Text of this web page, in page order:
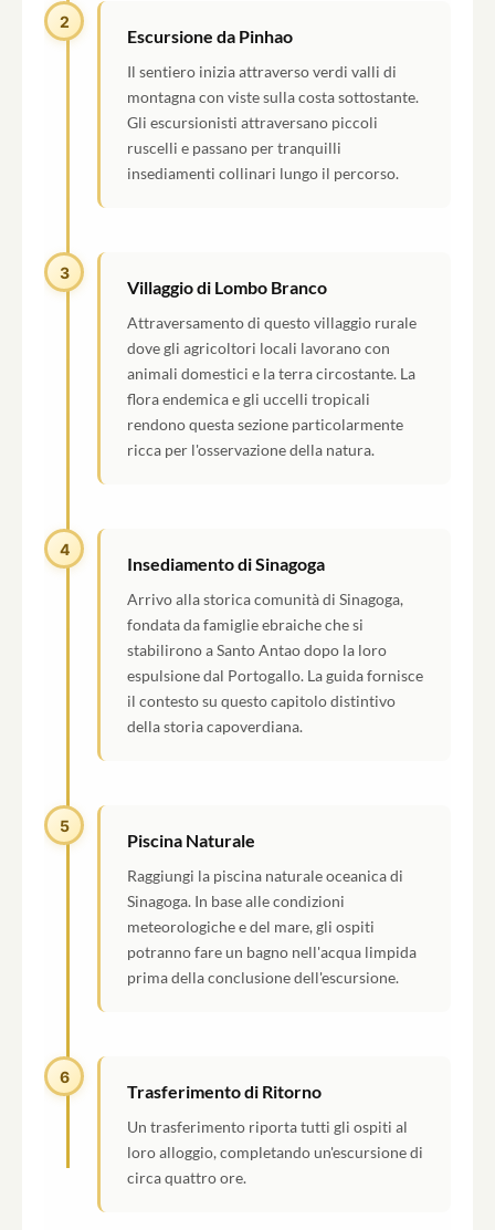
2
Escursione da Pinhao
Il sentiero inizia attraverso verdi valli di
montagna con viste sulla costa sottostante.
Gli escursionisti attraversano piccoli
ruscelli e passano per tranquilli
insediamenti collinari lungo il percorso.
3
Villaggio di Lombo Branco
Attraversamento di questo villaggio rurale
dove gli agricoltori locali lavorano con
animali domestici e la terra circostante. La
flora endemica e gli uccelli tropicali
rendono questa sezione particolarmente
ricca per l'osservazione della natura.
4
Insediamento di Sinagoga
Arrivo alla storica comunità di Sinagoga,
fondata da famiglie ebraiche che si
stabilirono a Santo Antao dopo la loro
espulsione dal Portogallo. La guida fornisce
il contesto su questo capitolo distintivo
della storia capoverdiana.
5
Piscina Naturale
Raggiungi la piscina naturale oceanica di
Sinagoga. In base alle condizioni
meteorologiche e del mare, gli ospiti
potranno fare un bagno nell'acqua limpida
prima della conclusione dell'escursione.
6
Trasferimento di Ritorno
Un trasferimento riporta tutti gli ospiti al
loro alloggio, completando un'escursione di
circa quattro ore.